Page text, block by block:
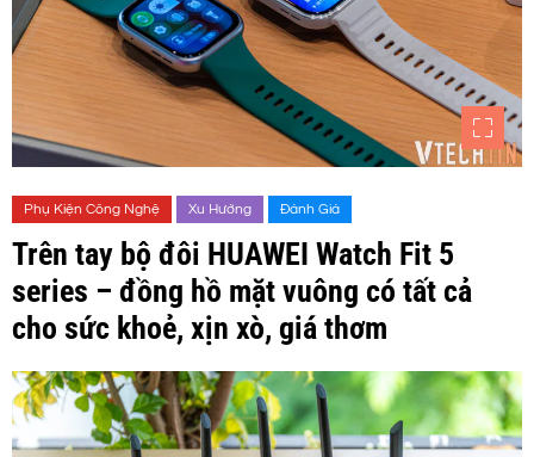
Phụ Kiện Công Nghệ Xu Hướng Đánh Giá
Trên tay bộ đôi HUAWEI Watch Fit 5
series – đồng hồ mặt vuông có tất cả
cho sức khoẻ, xịn xò, giá thơm